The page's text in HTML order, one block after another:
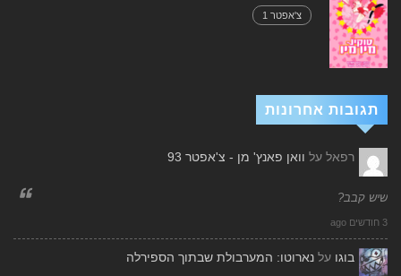
צ'אפטר 1
תגובות אחרונות
רפאל על וואן פאנץ' מן - צ'אפטר 93
שיש קבב?
3 חודשים ago
בוגו על נארוטו: המערבולת שבתוך הספירלה